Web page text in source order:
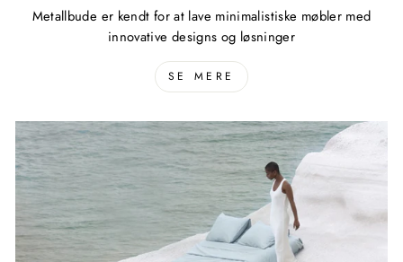
Metallbude er kendt for at lave minimalistiske møbler med
innovative designs og løsninger
SE MERE